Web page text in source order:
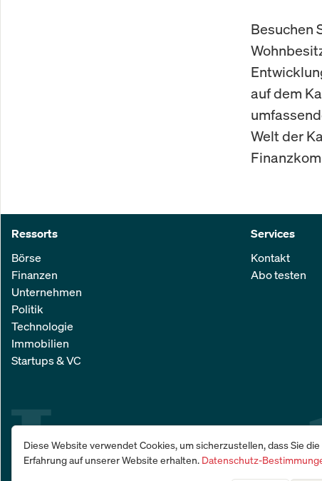
Besuchen
auf dem
Welt der
Ressorts
Börse
Finanzen
Unternehmen
Politik
Technologie
Immobilien
Startups & VC
Services
Kontakt
Abo testen
Diese Website verwendet Cookies, um sicherzustellen, dass Sie
Erfahrung auf unserer Website erhalten. Datenschutz-